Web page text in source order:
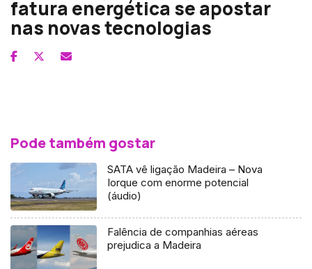
fatura energética se apostar
nas novas tecnologias
Pode também gostar
SATA vê ligação Madeira – Nova
Iorque com enorme potencial
(áudio)
Falência de companhias aéreas
prejudica a Madeira